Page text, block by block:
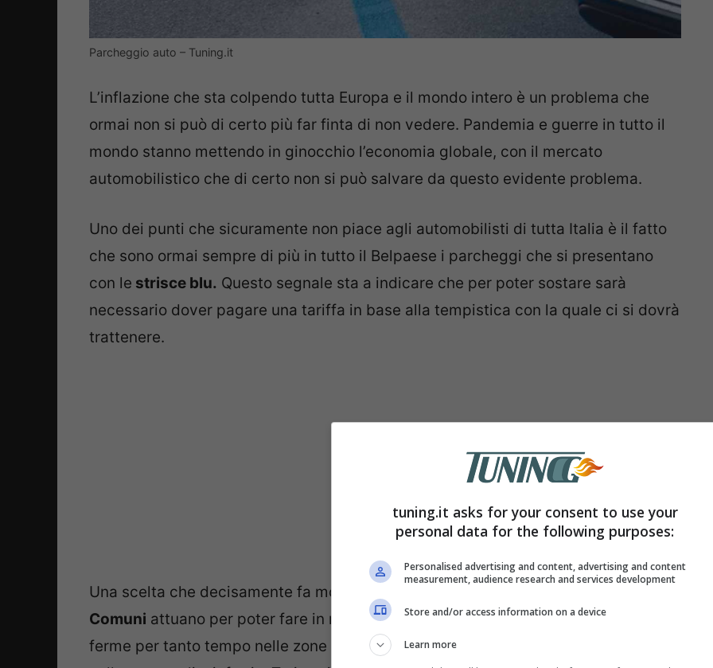
Parcheggio auto – Tuning.it
L’inflazione che sta colpendo tutta Europa e il mondo intero è un problema che
ormai non si può di certo più far finta di non vedere. Pandemia e guerre in tutto il
mondo stanno mettendo in ginocchio l’economia globale, con il mercato
automobilistico che di certo non si può salvare da questo evidente problema.
Uno dei punti che sicuramente non piace agli automobilisti di tutta Italia è il fatto
che sono ormai sempre di più in tutto il Belpaese i parcheggi che si presentano
con le strisce blu. Questo segnale sta a indicare che per poter sostare sarà
necessario dover pagare una tariffa in base alla tempistica con la quale ci si dovrà
trattenere.
Una scelta che decisamente fa molto discutere, ma questo è un modo che i
Comuni attuano per poter fare in modo che le stesse automobili non rimangano
ferme per tanto tempo nelle zone del Centro. Le strisce blu sono molto frequenti
tuning.it asks for your consent to use your
personal data for the following purposes:
Personalised advertising and content, advertising and content
measurement, audience research and services development
Store and/or access information on a device
Learn more